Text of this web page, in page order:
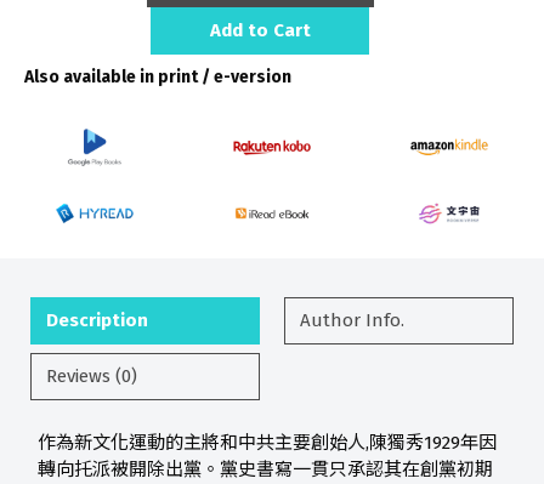
Add to Cart
Also available in print / e-version
Description Author Info.
Reviews (0)
作為新文化運動的主將和中共主要創始人,陳獨秀1929年因
轉向托派被開除出黨。黨史書寫一貫只承認其在創黨初期